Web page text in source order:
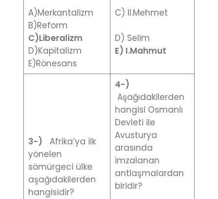
A)Merkantalizm
B)Reform
C)Liberalizm
D)Kapitalizm
E)Rönesans
C) II.Mehmet
D) Selim
E) I.Mahmut
3-) Afrika’ya ilk
yönelen
sömürgeci ülke
aşağıdakilerden
hangisidir?
4-)
Aşağıdakilerden
hangisi Osmanlı
Devleti ile
Avusturya
arasında
imzalanan
antlaşmalardan
biridir?